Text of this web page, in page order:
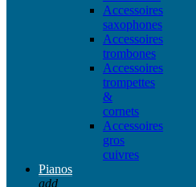
Accessoires
saxophones
Accessoires
trombones
Accessoires
trompettes
&
cornets
Accessoires
gros
cuivres
Pianos
add